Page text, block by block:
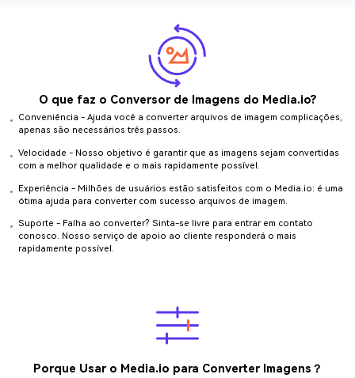
O que faz o Conversor de Imagens do Media.io?
Conveniência - Ajuda você a converter arquivos de imagem complicações,
apenas são necessários três passos.
Velocidade - Nosso objetivo é garantir que as imagens sejam convertidas
com a melhor qualidade e o mais rapidamente possível.
Experiência - Milhões de usuários estão satisfeitos com o Media.io: é uma
ótima ajuda para converter com sucesso arquivos de imagem.
Suporte - Falha ao converter? Sinta-se livre para entrar em contato
conosco. Nosso serviço de apoio ao cliente responderá o mais
rapidamente possível.
Porque Usar o Media.io para Converter Imagens？